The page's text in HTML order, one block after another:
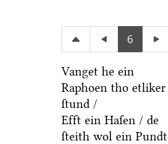
6
Vanget he ein
Raphoen tho etliker
ſtund /
Efft ein Haſen / de
ſteith wol ein Pundt